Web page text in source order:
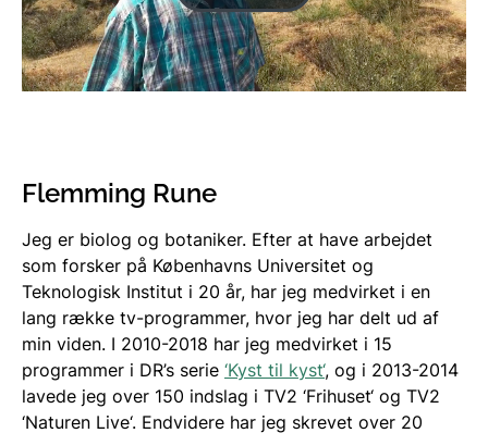
Flemming Rune
Jeg er biolog og botaniker. Efter at have arbejdet
som forsker på Københavns Universitet og
Teknologisk Institut i 20 år, har jeg medvirket i en
lang række tv-programmer, hvor jeg har delt ud af
min viden. I 2010-2018 har jeg medvirket i 15
programmer i DR’s serie ‘Kyst til kyst‘, og i 2013-2014
lavede jeg over 150 indslag i TV2 ‘Frihuset‘ og TV2
‘Naturen Live‘. Endvidere har jeg skrevet over 20